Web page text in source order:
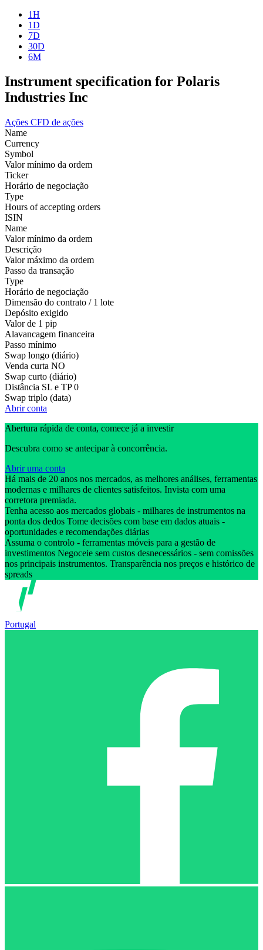
1H
1D
7D
30D
6M
Instrument specification for Polaris
Industries Inc
Ações CFD de ações
Name
Currency
Symbol
Valor mínimo da ordem
Ticker
Horário de negociação
Type
Hours of accepting orders
ISIN
Name
Valor mínimo da ordem
Descrição
Valor máximo da ordem
Passo da transação
Type
Horário de negociação
Dimensão do contrato / 1 lote
Depósito exigido
Valor de 1 pip
Alavancagem financeira
Passo mínimo
Swap longo (diário)
Venda curta NO
Swap curto (diário)
Distância SL e TP 0
Swap triplo (data)
Abrir conta
Abertura rápida de conta, comece já a investir
Descubra como se antecipar à concorrência.
Abrir uma conta
Há mais de 20 anos nos mercados, as melhores análises, ferramentas
modernas e milhares de clientes satisfeitos. Invista com uma
corretora premiada.
Tenha acesso aos mercados globais - milhares de instrumentos na
ponta dos dedos Tome decisões com base em dados atuais -
oportunidades e recomendações diárias
Assuma o controlo - ferramentas móveis para a gestão de
investimentos Negoceie sem custos desnecessários - sem comissões
nos principais instrumentos. Transparência nos preços e histórico de
spreads
Portugal